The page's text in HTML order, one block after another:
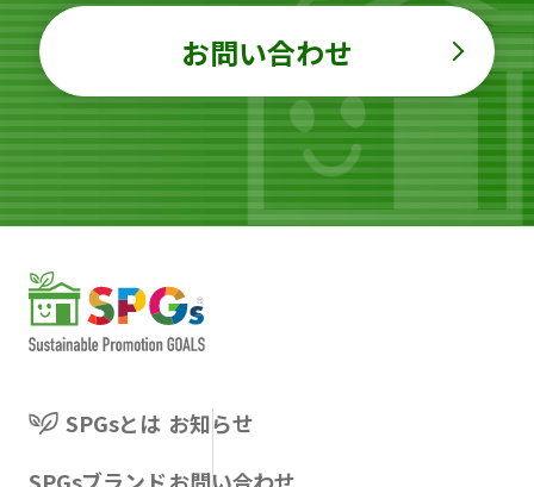
お問い合わせ
SPGsとは お知らせ